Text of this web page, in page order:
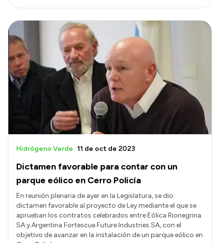
Dictamen favorable para contar con un
parque eólico en Cerro Policía
Hidrógeno Verde 11 de oct de 2023
En reunión plenaria de ayer en la Legislatura, se dio
dictamen favorable al proyecto de Ley mediante el que se
aprueban los contratos celebrados entre Eólica Rionegrina
SA y Argentina Fortescue Future Industries SA, con el
objetivo de avanzar en la instalación de un parque eólico en